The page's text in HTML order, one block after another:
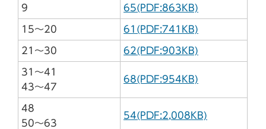
9 65(PDF:863KB)
15～20 61(PDF:741KB)
21～30 62(PDF:903KB)
31～41
43～47
68(PDF:954KB)
48
50～63
54(PDF:2,008KB)